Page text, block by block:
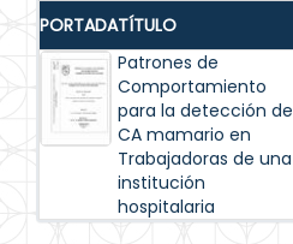
PORTADATÍTULO
Patrones de
Comportamiento
para la detección de
CA mamario en
Trabajadoras de una
institución
hospitalaria